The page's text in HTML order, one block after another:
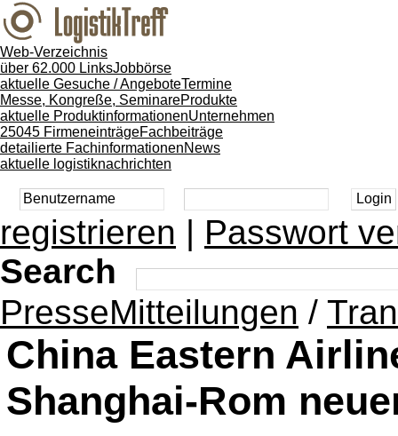
Web-Verzeichnis
über 62.000 LinksJobbörse
aktuelle Gesuche / AngeboteTermine
Messe, Kongreße, SeminareProdukte
aktuelle ProduktinformationenUnternehmen
25045 FirmeneinträgeFachbeiträge
detailierte FachinformationenNews
aktuelle logistiknachrichten
registrieren | Passwort
Search
PresseMitteilungen /
China Eastern
Shanghai-Rom